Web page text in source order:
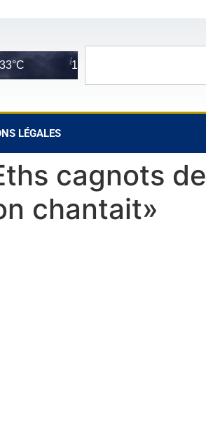
12 Août
LÉGALES
cagnots de
chantait»